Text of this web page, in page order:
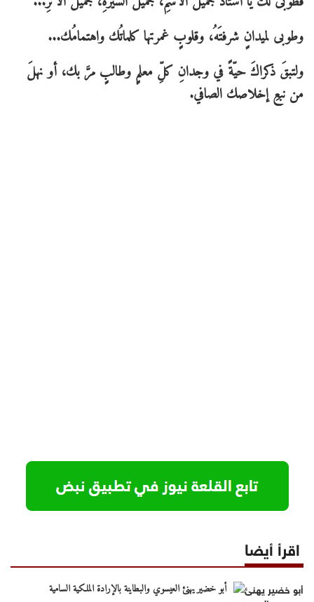
وطوبى لميدانٍ شرفتَهُ، وقلوبٍ غمرتها كلماتُك واهتمامُك...
ولتبقَ ذكراكَ حيّةً في وجدانِ كلِّ معلمٍ وطالبٍ مرَّ بك، أو نهلَ
من نبعِ إخلاصك الصافي.
اقرأ أيضا
أبو خضير يهنئ العيسوي والبطاينة بالإرادة الملكية السامية